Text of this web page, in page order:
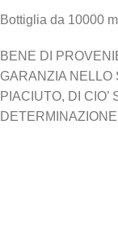
Bottiglia da 10000 ml
BENE DI
GARANZIA NELLO
PIACIUTO, DI CIO’